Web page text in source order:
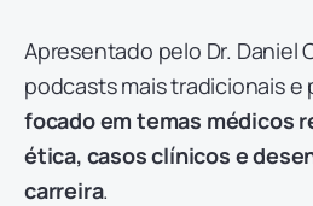
Apresentado pelo Dr. Daniel
podcasts mais tradicionais e
focado em temas médicos
ética, casos clínicos e
carreira.